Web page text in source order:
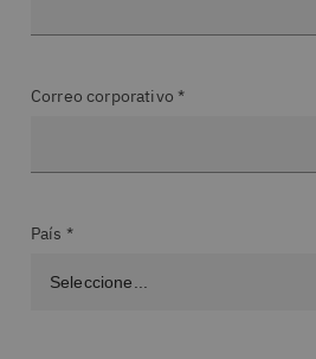
Correo corporativo *
País *